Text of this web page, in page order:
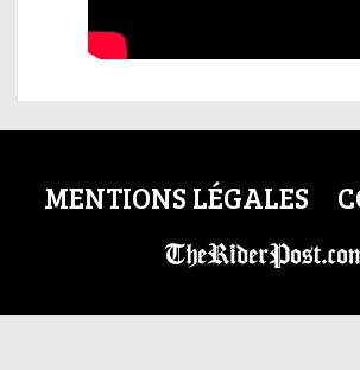
MENTIONS LÉGALES